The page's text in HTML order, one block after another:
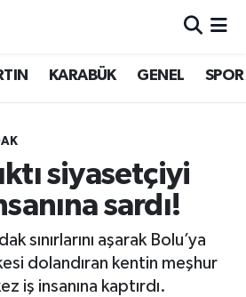
KARABÜK GENEL SPOR
siyasetçiyi
sardı!
sınırlarını aşarak Bolu’ya
dolandıran kentin meşhur
iş insanına kaptırdı.
Durumu
Durumu ve Fikstür